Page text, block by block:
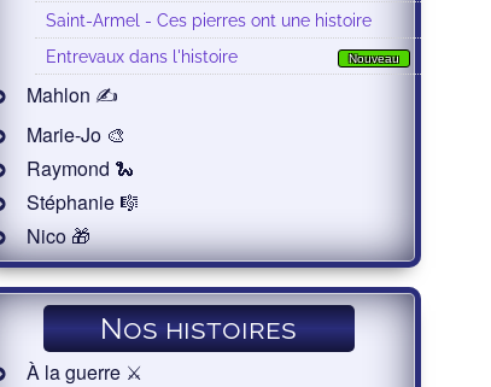
Saint-Armel - Ces pierres ont une histoire
Nouveau
Entrevaux dans l'histoire
Mahlon ✍
Marie-Jo 🎨
Raymond 🐍
Stéphanie 🎼
Nico 🎁
Nos histoires
À la guerre ⚔️